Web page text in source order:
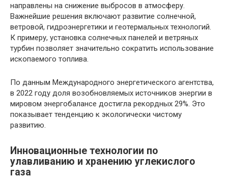
направлены на снижение выбросов в атмосферу.
Важнейшие решения включают развитие солнечной,
ветровой, гидроэнергетики и геотермальных технологий.
К примеру, установка солнечных панелей и ветряных
турбин позволяет значительно сократить использование
ископаемого топлива.
По данным Международного энергетического агентства,
в 2022 году доля возобновляемых источников энергии в
мировом энергобалансе достигла рекордных 29%. Это
показывает тенденцию к экологически чистому
развитию.
Инновационные технологии по
улавливанию и хранению углекислого
газа